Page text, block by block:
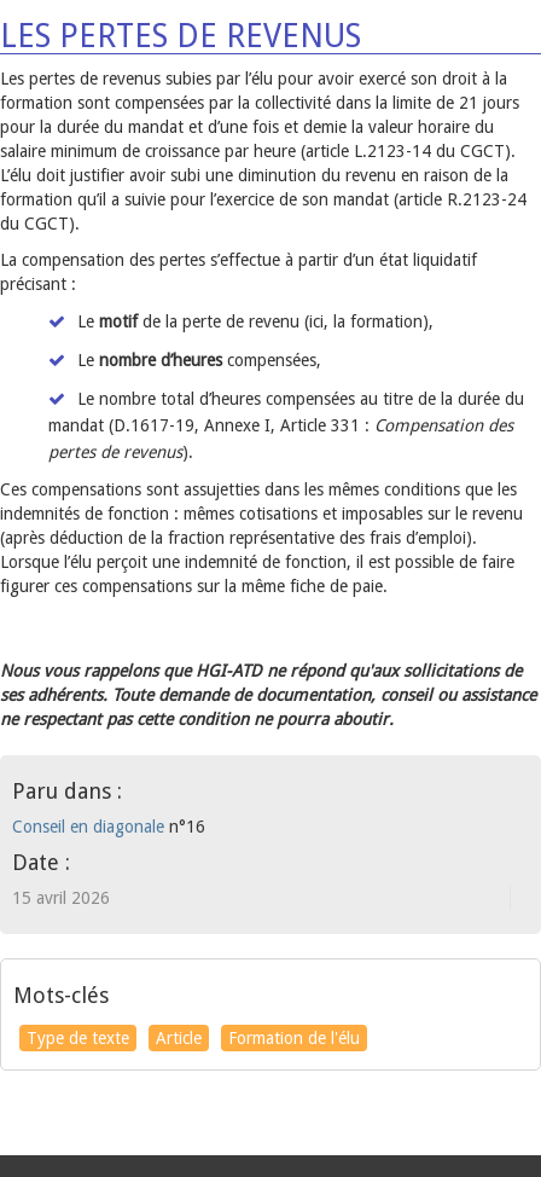
LES PERTES DE REVENUS
Les pertes de revenus subies par l’élu pour avoir exercé son droit à la
formation sont compensées par la collectivité dans la limite de 21 jours
pour la durée du mandat et d’une fois et demie la valeur horaire du
salaire minimum de croissance par heure (article L.2123-14 du CGCT).
L’élu doit justifier avoir subi une diminution du revenu en raison de la
formation qu’il a suivie pour l’exercice de son mandat (article R.2123-24
du CGCT).
La compensation des pertes s’effectue à partir d’un état liquidatif
précisant :
Le motifde la perte de revenu (ici, la formation),
Le nombre d’heurescompensées,
Le nombre total d’heures compensées au titre de la durée du
mandat (D.1617-19, Annexe I, Article 331 : Compensation des
pertes de revenus).
Ces compensations sont assujetties dans les mêmes conditions que les
indemnités de fonction : mêmes cotisations et imposables sur le revenu
(après déduction de la fraction représentative des frais d’emploi).
Lorsque l’élu perçoit une indemnité de fonction, il est possible de faire
figurer ces compensations sur la même fiche de paie.
Nous vous rappelons que HGI-ATD ne répond qu'aux sollicitations de
ses adhérents. Toute demande de documentation, conseil ou assistance
ne respectant pas cette condition ne pourra aboutir.
Paru dans :
Conseil en diagonale n°16
Date :
15 avril 2026
Mots-clés
Type de texte Article Formation de l'élu